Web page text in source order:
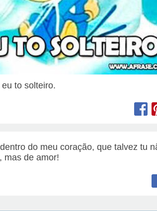
to solteiro.
do meu coração, que talvez tu
mas de amor!